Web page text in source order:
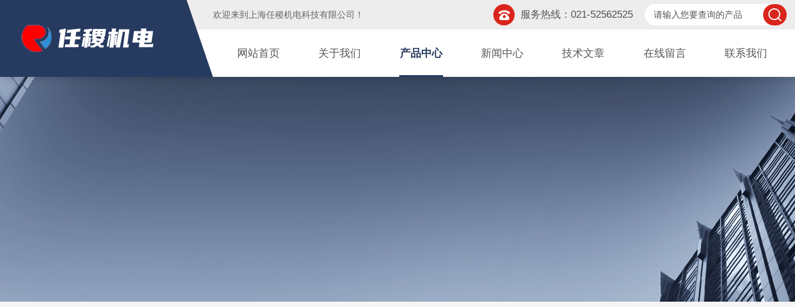
欢迎来到 上海任稷机电科技有限公司 ！ 服务热线：021-52562525
网站首页 关于我们 产品中心 新闻中心 技术文章 在线留言 联系我们